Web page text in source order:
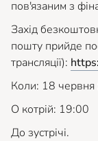
пов'язаним з
Захід
пошту прийде
трансляції):
Коли: 18 червня
О котрій: 19:00
До зустрічі.